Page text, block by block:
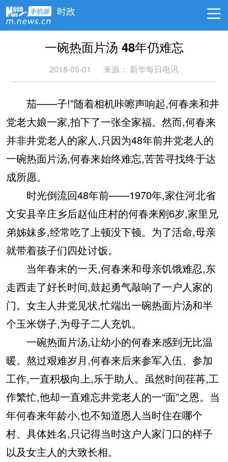
时政
一碗热面片汤 48年仍难忘
2018-05-01 来源： 新华每日电讯
茄——子!”随着相机咔嚓声响起,何春来和井
党老大娘一家,拍下了一张全家福。然而,何春来
并非井党老人的家人,只因为48年前井党老人的
一碗热面片汤,何春来始终难忘,苦苦寻找终于达
成所愿。
时光倒流回48年前——1970年,家住河北省
文安县辛庄乡后赵仙庄村的何春来刚6岁,家里兄
弟姊妹多,经常吃了上顿没下顿。为了活命,母亲
就带着孩子们四处讨饭。
当年春末的一天,何春来和母亲饥饿难忍,东
走西走了好长时间,鼓起勇气敲响了一户人家的
门。女主人井党见状,忙端出一碗热面片汤和半
个玉米饼子,为母子二人充饥。
一碗热面片汤,让幼小的何春来感到无比温
暖。熬过艰难岁月,何春来后来参军入伍、参加
工作,一直积极向上,乐于助人。虽然时间荏苒,工
作繁忙,他却一直难忘井党老人的一“面”之恩。当
年何春来年龄小,也不知道恩人当时住在哪个
村、具体姓名,只记得当时这户人家门口的样子
以及女主人的大致长相。